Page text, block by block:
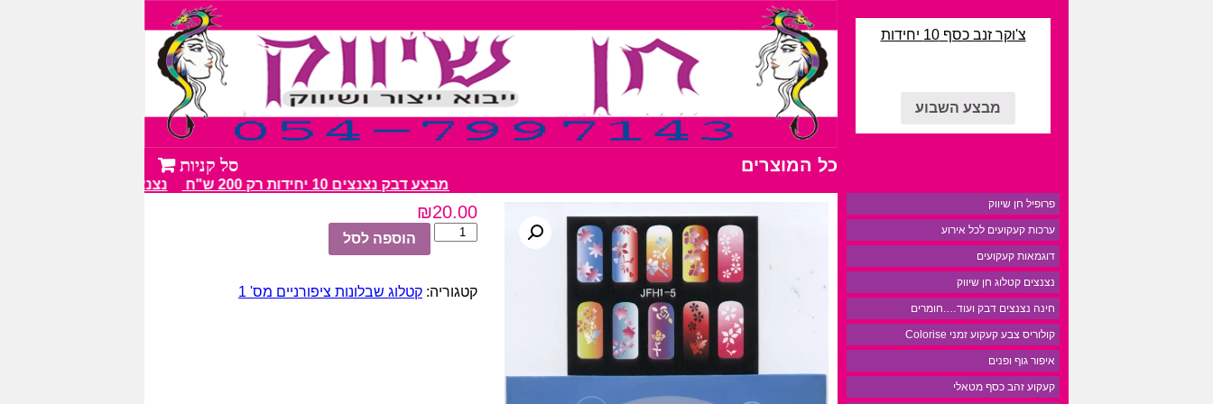
צ'וקר זנב כסף 10 יחידות
מבצע השבוע
כל המוצרים
מבצע דבק נצנצים 10 יחידות רק 200 ש"ח נצנצים מעל 100 גווני צבע מרהיבים
פרופיל חן שיווק
ערכות קעקועים לכל אירוע
דוגמאות קעקועים
נצנצים קטלוג חן שיווק
חינה נצנצים דבק ועוד….חומרים
קולוריס צבע קעקוע זמני Colorise
איפור גוף ופנים
קעקוע זהב כסף מטאלי
₪20.00
כמות
של
מס'
הוספה לסל
קטגוריה: קטלוג שבלונות ציפורניים מס' 1